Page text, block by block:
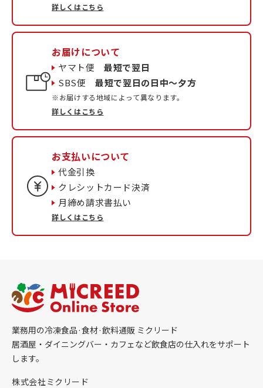
詳しくはこちら
お届けについて
ヤマト便最短で翌日
SBS便最短で翌日の日中〜夕方
※お届けする地域によって異なります。
詳しくはこちら
お支払いについて
代金引換
クレシットカード決済
月締め請求書払い
詳しくはこちら
業務用の冷凍食品·食材·飲料通販 ミクリード
居酒屋・ダイニングバー・カフェなど飲食店の仕入れをサポート
します。
株式会社ミクリード